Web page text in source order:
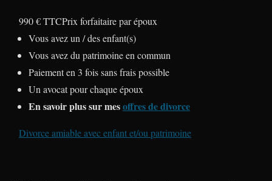
990 € TTCPrix forfaitaire par époux
Vous avez un / des enfant(s)
Vous avez du patrimoine en commun
Paiement en 3 fois sans frais possible
Un avocat pour chaque époux
En savoir plus sur mesoffres de divorce
Divorce amiable avec enfant et/ou patrimoine